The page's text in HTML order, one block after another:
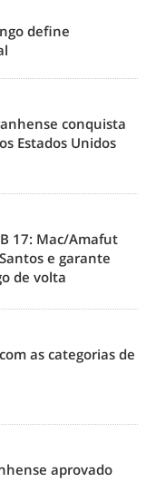
define
conquista
Estados Unidos
17: Mac/Amafut
e garante
de volta
as categorias de
aprovado